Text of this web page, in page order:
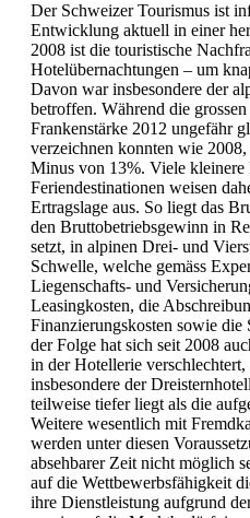
Der Schweizer Tourismus ist
Entwicklung aktuell in einer
2008 ist die touristische
Hotelübernachtungen – um
Davon war insbesondere der
betroffen. Während die
Frankenstärke 2012 ungefähr
verzeichnen konnten wie
Minus von 13%. Viele kleinere
Feriendestinationen weisen
Ertragslage aus. So liegt das
den Bruttobetriebsgewinn in
setzt, in alpinen Drei- und
Schwelle, welche gemäss
Liegenschafts- und
Leasingkosten, die
Finanzierungskosten sowie die
der Folge hat sich seit 2008
in der Hotellerie verschlechtert,
insbesondere der
teilweise tiefer liegt als die
Weitere wesentlich mit
werden unter diesen
absehbarer Zeit nicht möglich
auf die Wettbewerbsfähigkeit
ihre Dienstleistung aufgrund